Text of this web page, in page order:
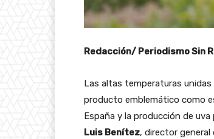
Redacción/ Periodismo Sin
Las altas temperaturas
producto emblemático como
España y la producción de
Luis Benítez, director general